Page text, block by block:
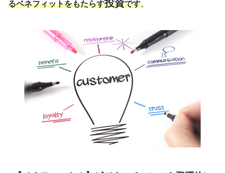
るベネフィットをもたらす投資です。